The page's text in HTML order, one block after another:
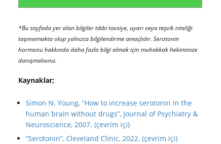
*Bu sayfada yer alan bilgiler tıbbi tavsiye, uyarı veya teşvik niteliği
taşımamakta olup yalnızca bilgilendirme amaçlıdır. Serotonin
hormonu hakkında daha fazla bilgi almak için muhakkak hekiminize
danışmalısınız.
Kaynaklar;
Simon N. Young, “How to increase serotonin in the
human brain without drugs”, Journal of Psychiatry &
Neuroscience, 2007. (çevrim içi)
“Serotonin”, Cleveland Clinic, 2022. (çevrim içi)